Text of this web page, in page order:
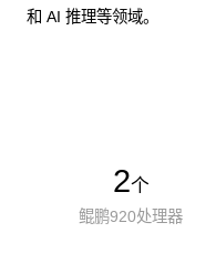
和 AI 推理等领域。
2个
鲲鹏920处理器